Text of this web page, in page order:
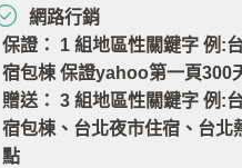
網路行銷
保證： 1 組地區性關鍵字 例:
宿包棟 保證yahoo第一頁300
贈送： 3 組地區性關鍵字 例:
宿包棟、台北夜市住宿、台北
點